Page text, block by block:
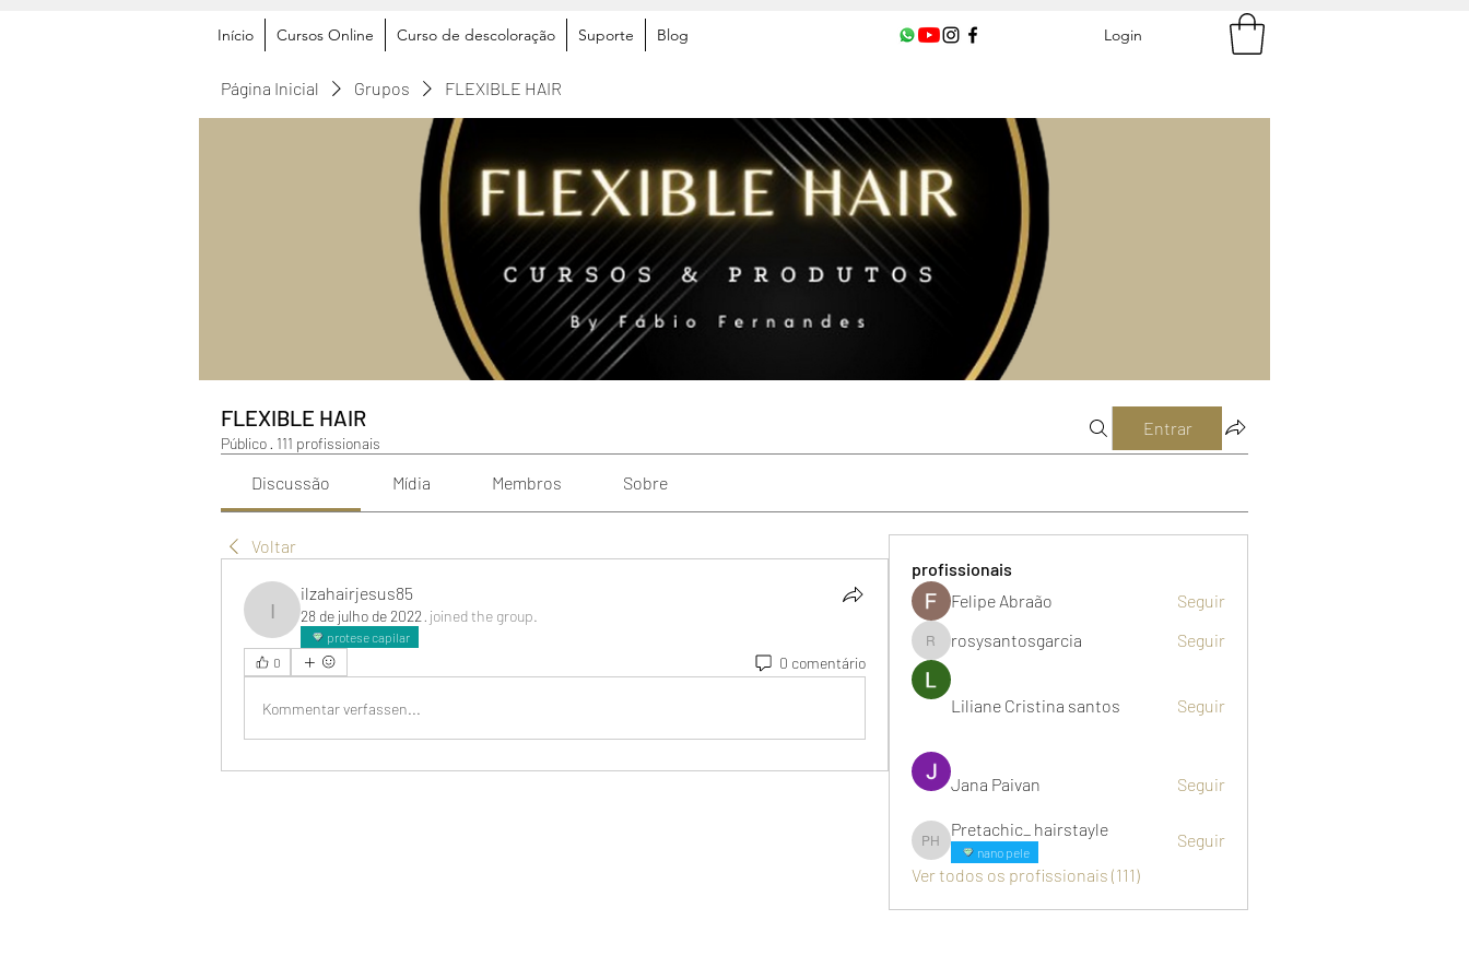
Início Cursos Online Curso de descoloração Suporte Blog Login
Página Inicial Grupos FLEXIBLE HAIR
FLEXIBLE HAIR
Público · 111 profissionais
Entrar
Discussão Mídia Membros Sobre
Voltar
ilzahairjesus85
ilzahairjesus85
28 de julho de 2022 · joined the group.
protese capilar
0
0 comentário
Kommentar verfassen...
profissionais
Felipe Abraão
Seguir
rosysantosgarcia
rosysantosgarcia Seguir
Liliane Cristina santos Seguir
Jana Paivan Seguir
Pretachic_ hairstayle
Pretachic_ hairstayle
nano pele
Seguir
Ver todos os profissionais (111)